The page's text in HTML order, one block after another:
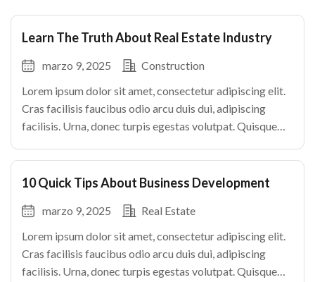
Learn The Truth About Real Estate Industry
marzo 9, 2025
Construction
Lorem ipsum dolor sit amet, consectetur adipiscing elit.
Cras facilisis faucibus odio arcu duis dui, adipiscing
facilisis. Urna, donec turpis egestas volutpat. Quisque
mauris curabitur lorem in. Pulvinar sit ultrices mi […]
10 Quick Tips About Business Development
marzo 9, 2025
Real Estate
Lorem ipsum dolor sit amet, consectetur adipiscing elit.
Cras facilisis faucibus odio arcu duis dui, adipiscing
facilisis. Urna, donec turpis egestas volutpat. Quisque